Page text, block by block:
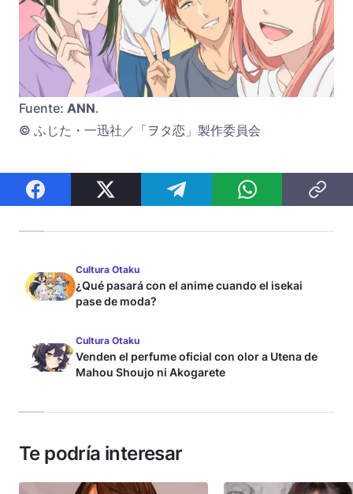
Fuente: ANN.
© ふじた・一迅社／「ヲタ恋」製作委員会
Cultura Otaku
¿Qué pasará con el anime cuando el isekai
pase de moda?
Cultura Otaku
Venden el perfume oficial con olor a Utena de
Mahou Shoujo ni Akogarete
Te podría interesar